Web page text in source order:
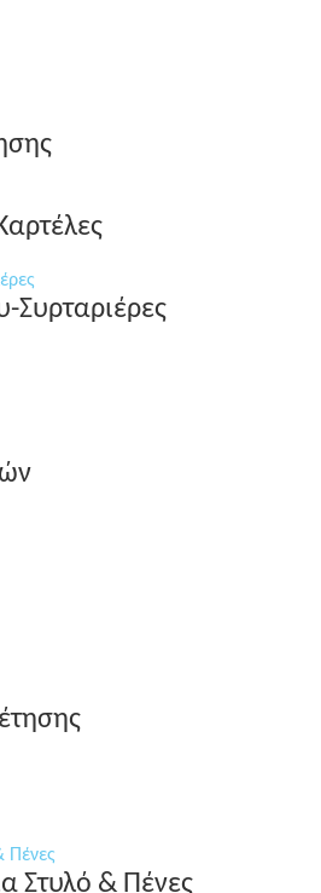
Συρταριέρες
Πένες
Στυλό & Πένες